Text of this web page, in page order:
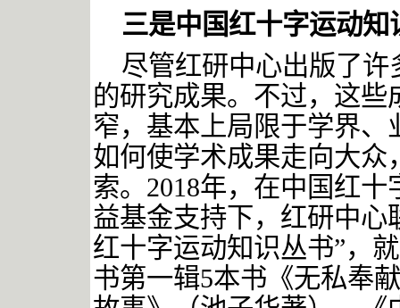
三是中国红十字运动知
尽管红研中心出版了
的研究成果。不过，这
窄，基本上局限于学界、
如何使学术成果走向大众
索。2018年，在中国红十
益基金支持下，红研中心
红十字运动知识丛书”，
书第一辑5本书《无私奉